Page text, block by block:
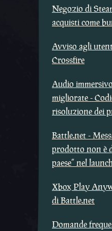
Negozio di
acquisti come
Avviso agli
Crossfire
Audio
migliorate -
risoluzione dei
Battle.net -
prodotto non è
paese” nel
Xbox Play
di Battle.net
Domande